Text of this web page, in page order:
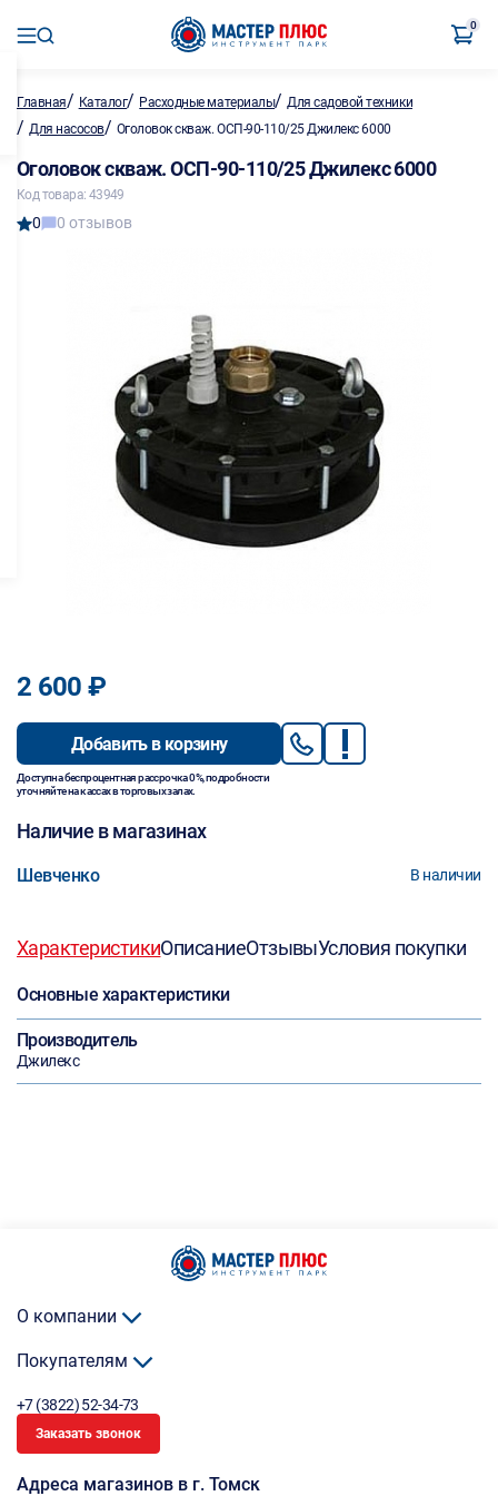
0
Главная/ Каталог/ Расходные материалы/Для садовой техники
/ Для насосов/ Оголовок скваж. ОСП-90-110/25 Джилекс 6000
Оголовок скваж. ОСП-90-110/25 Джилекс 6000
Код товара: 43949
0 0 отзывов
2 600 ₽
Добавить в корзину
Доступна беспроцентная рассрочка 0%, подробности
уточняйте на кассах в торговых залах.
Наличие в магазинах
Шевченко В наличии
ХарактеристикиОписаниеОтзывыУсловия покупки
Основные характеристики
Производитель
Джилекс
О компании
Покупателям
+7 (3822) 52-34-73
Заказать звонок
Адреса магазинов в г. Томск